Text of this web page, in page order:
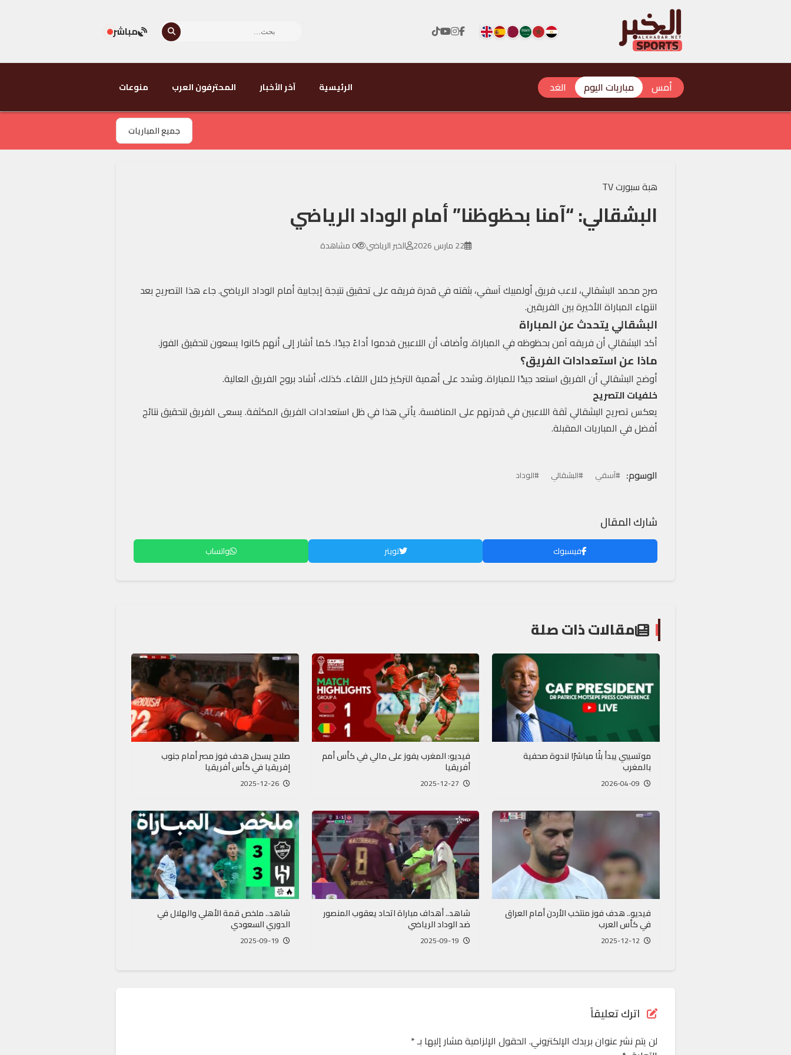
مباشر
أمس مباريات اليوم الغد الرئيسية آخر الأخبار المحترفون العرب منوعات
جميع المباريات
هبة سبورت TV
البشقالي: “آمنا بحظوظنا” أمام الوداد الرياضي
22 مارس 2026 الخبر الرياضي 0 مشاهدة
صرح محمد البشقالي، لاعب فريق أولمبيك آسفي، بثقته في قدرة فريقه على تحقيق نتيجة إيجابية أمام الوداد الرياضي. جاء هذا التصريح بعد
انتهاء المباراة الأخيرة بين الفريقين.
البشقالي يتحدث عن المباراة
أكد البشقالي أن فريقه آمن بحظوظه في المباراة. وأضاف أن اللاعبين قدموا أداءً جيدًا. كما أشار إلى أنهم كانوا يسعون لتحقيق الفوز.
ماذا عن استعدادات الفريق؟
أوضح البشقالي أن الفريق استعد جيدًا للمباراة. وشدد على أهمية التركيز خلال اللقاء. كذلك، أشاد بروح الفريق العالية.
خلفيات التصريح
يعكس تصريح البشقالي ثقة اللاعبين في قدرتهم على المنافسة. يأتي هذا في ظل استعدادات الفريق المكثفة. يسعى الفريق لتحقيق نتائج
أفضل في المباريات المقبلة.
الوسوم: #آسفي #البشقالي #الوداد
شارك المقال
فيسبوك تويتر واتساب
مقالات ذات صلة
موتسيبي يبدأ بثًا مباشرًا لندوة صحفية
بالمغرب
فيديو: المغرب يفوز على مالي في كأس أمم
أفريقيا
صلاح يسجل هدف فوز مصر أمام جنوب
إفريقيا في كأس أفريقيا
2025-12-26
فيديو.. هدف فوز منتخب الأردن أمام العراق
في كأس العرب
شاهد.. أهداف مباراة اتحاد يعقوب المنصور
ضد الوداد الرياضي
شاهد.. ملخص قمة الأهلي والهلال في
الدوري السعودي
اترك تعليقاً
لن يتم نشر عنوان بريدك الإلكتروني. الحقول الإلزامية مشار إليها بـ*